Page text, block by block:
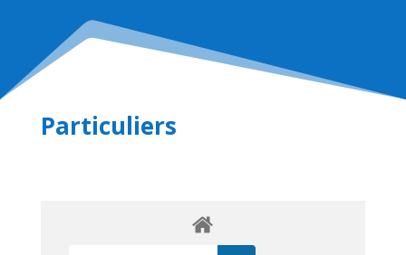
Particuliers